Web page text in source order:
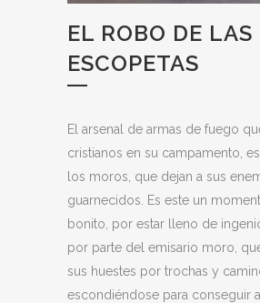
EL ROBO DE LAS
ESCOPETAS
El arsenal de armas de fuego
cristianos en su campamento,
los moros, que dejan a sus
guarnecidos. Es este un
bonito, por estar lleno de
por parte del emisario moro,
sus huestes por trochas y
escondiéndose para conseguir